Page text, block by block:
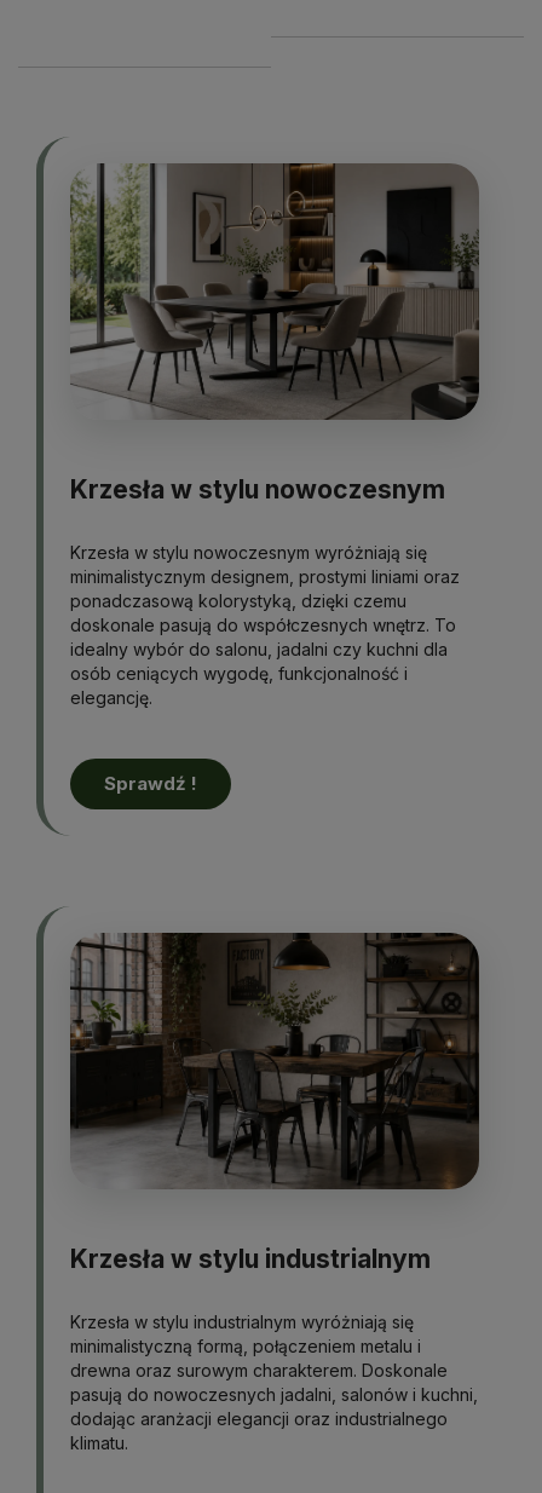
koszyka
Krzesła w stylu nowoczesnym
Krzesła w stylu nowoczesnym wyróżniają się
minimalistycznym designem, prostymi liniami oraz
ponadczasową kolorystyką, dzięki czemu
doskonale pasują do współczesnych wnętrz. To
idealny wybór do salonu, jadalni czy kuchni dla
osób ceniących wygodę, funkcjonalność i
elegancję.
Sprawdź !
Krzesła w stylu industrialnym
Krzesła w stylu industrialnym wyróżniają się
minimalistyczną formą, połączeniem metalu i
drewna oraz surowym charakterem. Doskonale
pasują do nowoczesnych jadalni, salonów i kuchni,
dodając aranżacji elegancji oraz industrialnego
klimatu.